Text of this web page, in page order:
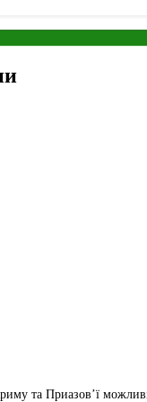
та Приазов’ї